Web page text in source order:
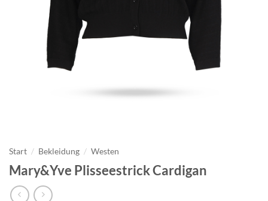
Start / Bekleidung / Westen
Mary&Yve Plisseestrick Cardigan